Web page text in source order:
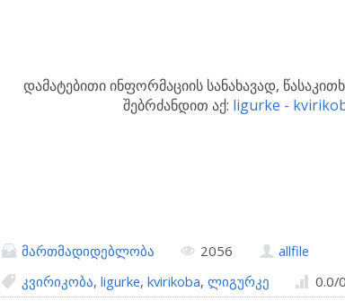
დამატებითი ინფორმაციის სანახავად,
შებრძანდით აქ: ligurke -
მართმადიდებლობა 2056
allfile
კვირიკობა, ligurke, kvirikoba, ლიგურკე 0.0/